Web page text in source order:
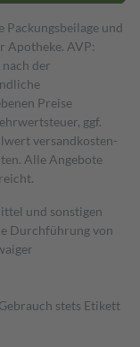
Packungsbeilage und
Apotheke. AVP:
der
Preise
ggf.
versand­kosten­
Alle Angebote
und sonstigen
Durchführung von
stets Etikett